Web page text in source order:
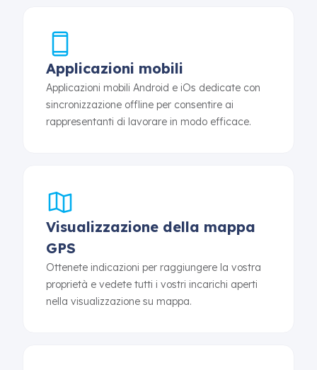
Applicazioni mobili
Applicazioni mobili Android e iOs dedicate con
sincronizzazione offline per consentire ai
rappresentanti di lavorare in modo efficace.
Visualizzazione della mappa
GPS
Ottenete indicazioni per raggiungere la vostra
proprietà e vedete tutti i vostri incarichi aperti
nella visualizzazione su mappa.